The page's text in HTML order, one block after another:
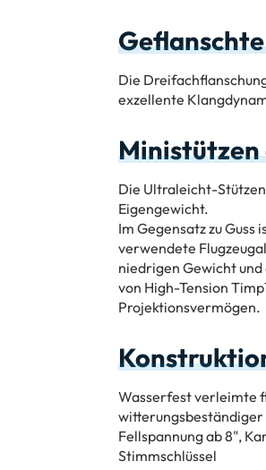
Die
exzellente
Ministützen
Die Ultraleicht-
Eigengewicht.
Im Gegensatz zu
verwendete
niedrigen Gewicht und
von High-Tension
Projektionsvermögen.
Wasserfest verleimte
witterungsbeständiger
Fellspannung ab 8",
Stimmschlüssel